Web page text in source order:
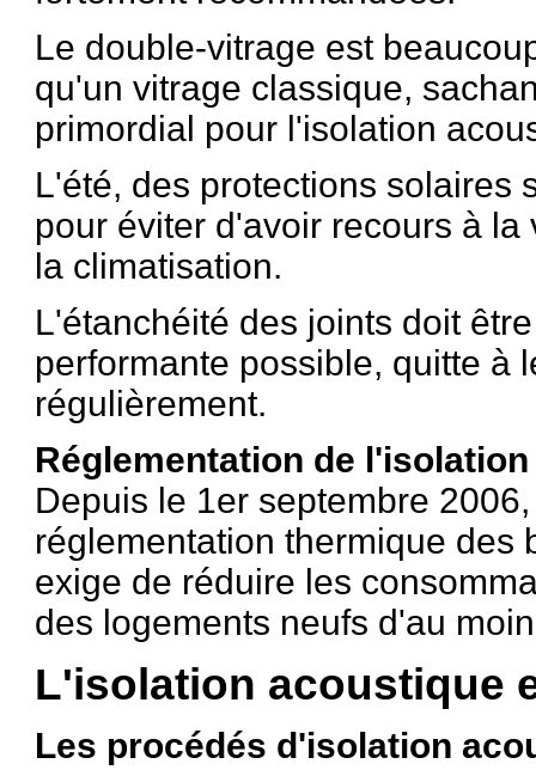
Le double-vitrage est
qu'un vitrage classique,
primordial pour l'isolation
L'été, des protections solaires
pour éviter d'avoir recours à la
la climatisation.
L'étanchéité des joints doit
performante possible, quitte à
régulièrement.
Réglementation de
Depuis le 1er septembre
réglementation thermique des
exige de réduire les
des logements neufs d'au
L'isolation acoustique
Les procédés d'isolation